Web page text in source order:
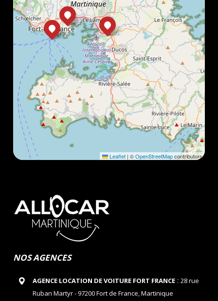
Leaflet | ©OpenStreetMapcontributors
NOS AGENCES
AGENCE LOCATION DE VOITURE FORT FRANCE: 28 rue
Ruban Martyr - 97200 Fort de France, Martinique